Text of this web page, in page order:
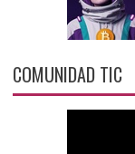
COMUNIDAD TIC